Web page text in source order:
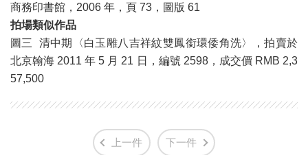
商務印書館，2006 年，頁 73，圖版 61
拍場類似作品
圖三 清中期〈白玉雕八吉祥紋雙鳳銜環倭角洗〉，拍賣於
北京翰海 2011 年 5 月 21 日，編號 2598，成交價 RMB 2,3
57,500
上一件 下一件